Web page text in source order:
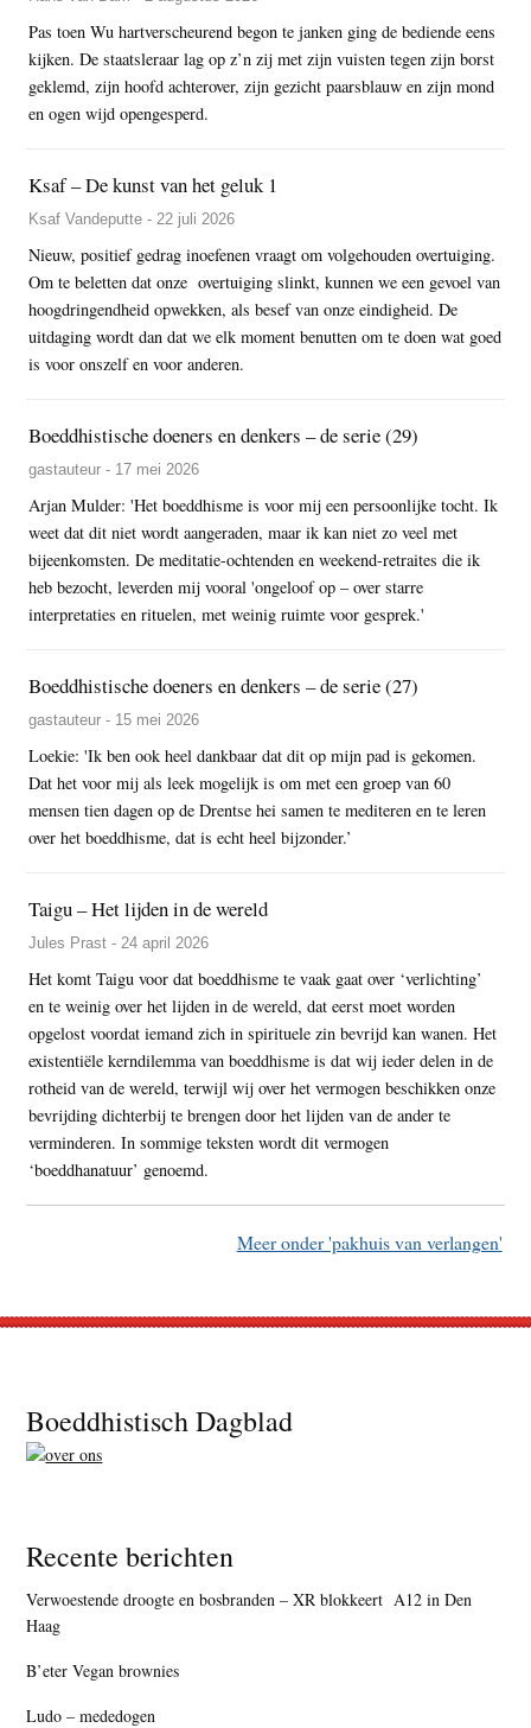
Pas toen Wu hartverscheurend begon te janken ging de bediende eens
kijken. De staatsleraar lag op z’n zij met zijn vuisten tegen zijn borst
geklemd, zijn hoofd achterover, zijn gezicht paarsblauw en zijn mond
en ogen wijd opengesperd.
Ksaf – De kunst van het geluk 1
Ksaf Vandeputte - 22 juli 2026
Nieuw, positief gedrag inoefenen vraagt om volgehouden overtuiging.
Om te beletten dat onze overtuiging slinkt, kunnen we een gevoel van
hoogdringendheid opwekken, als besef van onze eindigheid. De
uitdaging wordt dan dat we elk moment benutten om te doen wat goed
is voor onszelf en voor anderen.
Boeddhistische doeners en denkers – de serie (29)
gastauteur - 17 mei 2026
Arjan Mulder: 'Het boeddhisme is voor mij een persoonlijke tocht. Ik
weet dat dit niet wordt aangeraden, maar ik kan niet zo veel met
bijeenkomsten. De meditatie-ochtenden en weekend-retraites die ik
heb bezocht, leverden mij vooral 'ongeloof op – over starre
interpretaties en rituelen, met weinig ruimte voor gesprek.'
Boeddhistische doeners en denkers – de serie (27)
gastauteur - 15 mei 2026
Loekie: 'Ik ben ook heel dankbaar dat dit op mijn pad is gekomen.
Dat het voor mij als leek mogelijk is om met een groep van 60
mensen tien dagen op de Drentse hei samen te mediteren en te leren
over het boeddhisme, dat is echt heel bijzonder.’
Taigu – Het lijden in de wereld
Jules Prast - 24 april 2026
Het komt Taigu voor dat boeddhisme te vaak gaat over ‘verlichting’
en te weinig over het lijden in de wereld, dat eerst moet worden
opgelost voordat iemand zich in spirituele zin bevrijd kan wanen. Het
existentiële kerndilemma van boeddhisme is dat wij ieder delen in de
rotheid van de wereld, terwijl wij over het vermogen beschikken onze
bevrijding dichterbij te brengen door het lijden van de ander te
verminderen. In sommige teksten wordt dit vermogen
‘boeddhanatuur’ genoemd.
Meer onder 'pakhuis van verlangen'
Footer
Boeddhistisch Dagblad
Recente berichten
Verwoestende droogte en bosbranden – XR blokkeert A12 in Den
Haag
B’eter Vegan brownies
Ludo – mededogen